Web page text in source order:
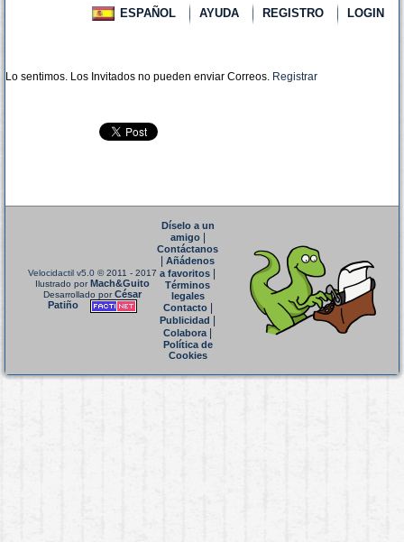
ESPAÑOL AYUDA REGISTRO LOGIN
Lo sentimos. Los Invitados no pueden enviar Correos. Registrar
Velocidactil v5.0 © 2011 - 2017
Ilustrado porMach&Guito
Desarrollado porCésar
Patiño
Díselo a un
amigo|
Contáctanos
Añádenos
a favoritos
Términos
legales
Contacto|
Publicidad
Colabora|
Política de
Cookies